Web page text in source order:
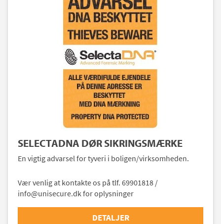
SELECTADNA DØR SIKRINGSMÆRKE
En vigtig advarsel for tyveri i boligen/virksomheden.
Vær venlig at kontakte os på tlf. 69901818 /
info@unisecure.dk for oplysninger
DETALJER